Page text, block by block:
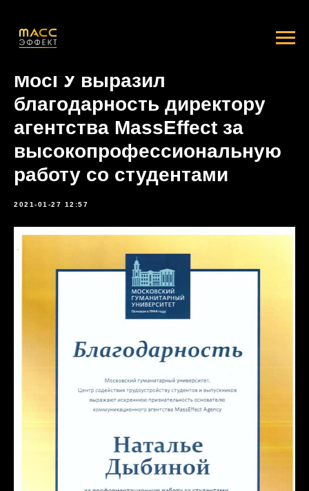
МосГУ выразил
благодарность директору
агентства MassEffect за
высокопрофессиональную
работу со студентами
2021-01-27 12:57